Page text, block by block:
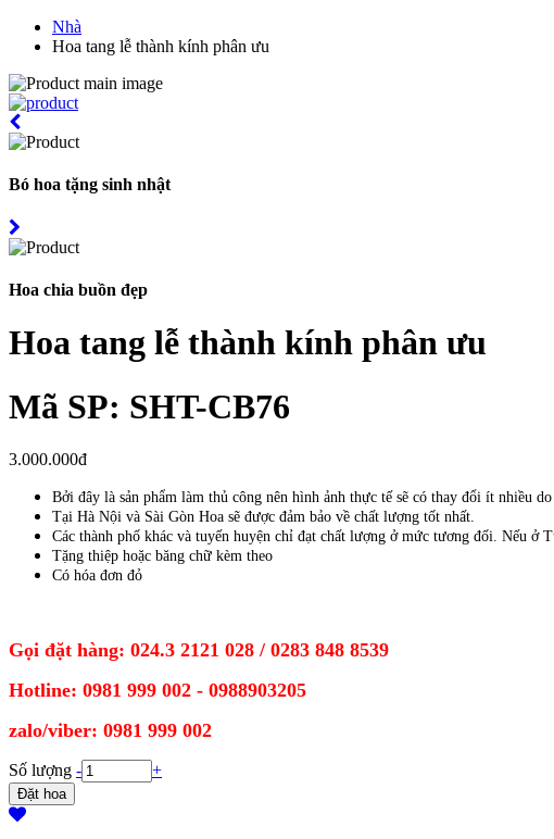
Nhà
Hoa tang lễ thành kính phân ưu
Bó hoa tặng sinh nhật
Hoa chia buồn đẹp
Hoa tang lễ thành kính phân ưu
Mã SP: SHT-CB76
3.000.000đ
Bởi đây là sản phẩm làm thủ công nên hình ảnh thực tế sẽ có thay đổi ít nhiều
Tại Hà Nội và Sài Gòn Hoa sẽ được đảm bảo về chất lượng tốt nhất.
Các thành phố khác và tuyến huyện chỉ đạt chất lượng ở mức tương đối. Nếu ở
Tặng thiệp hoặc băng chữ kèm theo
Có hóa đơn đỏ
Gọi đặt hàng: 024.3 2121 028 / 0283 848 8539
Hotline: 0981 999 002 - 0988903205
zalo/viber: 0981 999 002
Số lượng - +